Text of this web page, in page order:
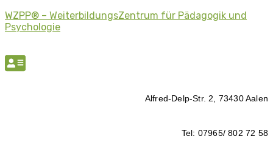
WZPP® – WeiterbildungsZentrum für Pädagogik und
Psychologie
Alfred-Delp-Str. 2, 73430 Aalen
Tel: 07965/ 802 72 58